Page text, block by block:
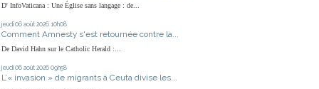
D' InfoVaticana : Une Église sans langage : de...
jeudi 06 août 2026 10h08
Comment Amnesty s'est retournée contre la...
De David Hahn sur le Catholic Herald :...
jeudi 06 août 2026 09h58
L’« invasion » de migrants à Ceuta divise les...